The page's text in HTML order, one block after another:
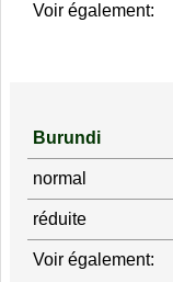
Voir également:
Burundi
normal
réduite
Voir également: